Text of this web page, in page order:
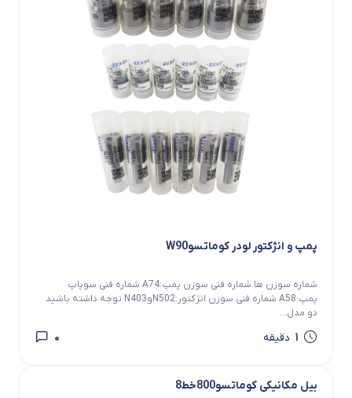
پمپ و انژکتور لودر کوماتسوW90
شماره سوزن ها شماره فنی سوزن پمپ:A74 شماره فنی سوپاپ
پمپ:A58 شماره فنی سوزن انژکتور:N502وN403 توجه داشته باشید
دو مدل...
1 دقیقه 0
بیل مکانیکی کوماتسو800خط8